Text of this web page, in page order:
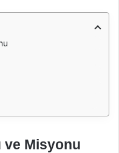
ve Misyonu